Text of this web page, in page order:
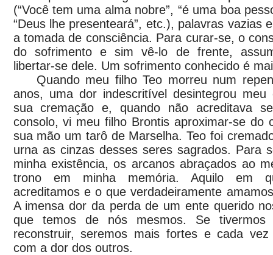
(“Você tem uma alma nobre”, “é uma boa
“Deus lhe presenteará”, etc.), palavras vazias
a tomada de consciência. Para curar-se, o
do sofrimento e sim vê-lo de frente,
libertar-se dele. Um sofrimento conhecido é
Quando meu filho Teo morreu num
anos, uma dor indescritível desintegrou
sua cremação e, quando não acreditava
consolo, vi meu filho Brontis aproximar-se do
sua mão um tarô de Marselha. Teo foi
urna as cinzas desses seres sagrados. Para
minha existência, os arcanos abraçados ao
trono em minha memória. Aquilo em
acreditamos e o que verdadeiramente
A imensa dor da perda de um ente querido
que temos de nós mesmos. Se
reconstruir, seremos mais fortes e cada vez
com a dor dos outros.